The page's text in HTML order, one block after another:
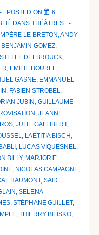
POSTED ON
6
DANS THÉÂTRES
LE BRETON ,ANDY
BENJAMIN GOMEZ,
DELBROUCK,
, EMILIE BOUREL,
GASNE, EMMANUEL
, FABIEN STROBEL,
JUBIN , GUILLAUME
, JEANNE
, JULIE GALLIBERT,
, LAETITIA BISCH ,
, LUCAS VIQUESNEL,
BILLY, MARJORIE
, NICOLAS CAMPAGNE,
HAUMONT, SAÏD
, SELENA
, STÉPHANE GUILLET,
, THIERRY BILISKO,